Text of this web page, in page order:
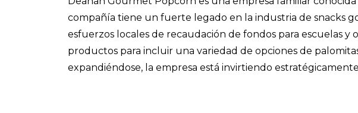
compañía tiene un fuerte legado en la industria de snacks
esfuerzos locales de recaudación de fondos para escuelas y
productos para incluir una variedad de opciones de
expandiéndose, la empresa está invirtiendo